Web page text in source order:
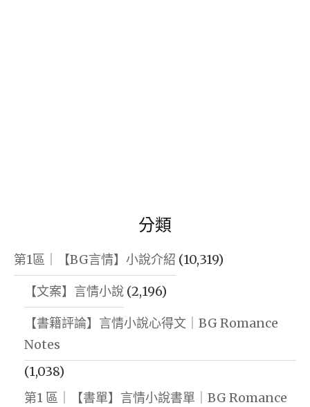
分類
第1區｜【BG言情】小說介紹 (10,319)
【文案】言情小說 (2,196)
【書籍評論】言情小說心得文｜BG Romance
Notes
(1,038)
第1 區｜【書單】言情小說書單｜BG Romance